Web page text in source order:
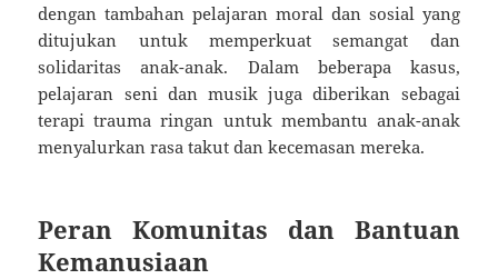
dengan tambahan pelajaran moral dan sosial yang
ditujukan untuk memperkuat semangat dan
solidaritas anak-anak. Dalam beberapa kasus,
pelajaran seni dan musik juga diberikan sebagai
terapi trauma ringan untuk membantu anak-anak
menyalurkan rasa takut dan kecemasan mereka.
Peran Komunitas dan Bantuan
Kemanusiaan